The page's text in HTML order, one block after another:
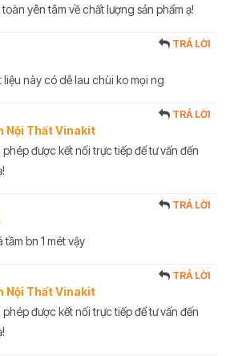
yên tâm về chất lượng sản phẩm ạ!
TRẢ LỜI
liệu này có dễ lau chùi ko mọi ng
Nội Thất Vinakit
TRẢ LỜI
được kết nối trực tiếp để tư vấn đến
TRẢ LỜI
bn 1 mét vậy
Nội Thất Vinakit
TRẢ LỜI
được kết nối trực tiếp để tư vấn đến